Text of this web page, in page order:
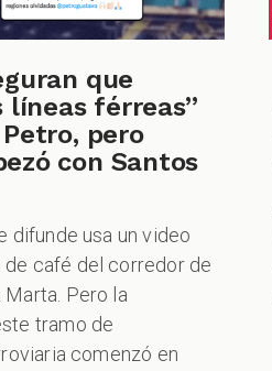
que
líneas férreas”
pero
con Santos
difunde usa un video
de café del corredor de
Marta. Pero la
tramo de
comenzó en